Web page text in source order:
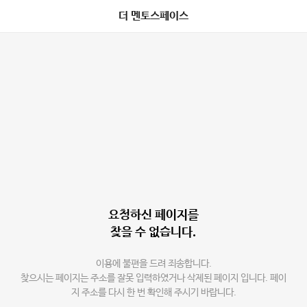
더 멘토스페이스
요청하신 페이지를
찾을 수 없습니다.
이용에 불편을 드려 죄송합니다.
찾으시는 페이지는 주소를 잘못 입력하였거나 삭제된 페이지 입니다. 페이
지 주소를 다시 한 번 확인해 주시기 바랍니다.